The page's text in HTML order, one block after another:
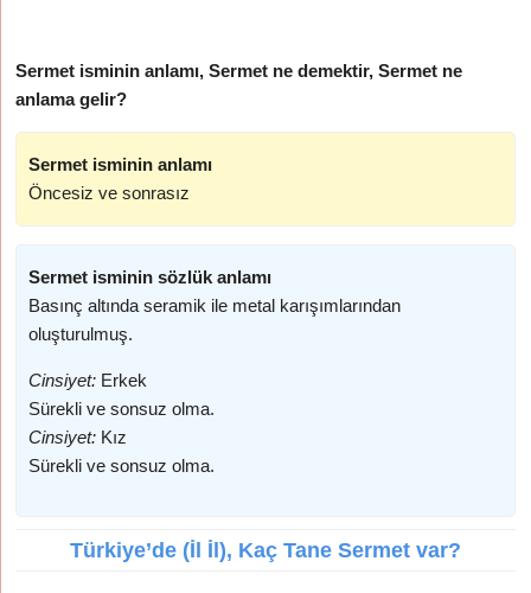
Sermet isminin anlamı, Sermet ne demektir, Sermet ne
anlama gelir?
Sermet isminin anlamı
Öncesiz ve sonrasız
Sermet isminin sözlük anlamı
Basınç altında seramik ile metal karışımlarından
oluşturulmuş.
Cinsiyet: Erkek
Sürekli ve sonsuz olma.
Cinsiyet: Kız
Sürekli ve sonsuz olma.
Türkiye’de (İl İl), Kaç Tane Sermet var?